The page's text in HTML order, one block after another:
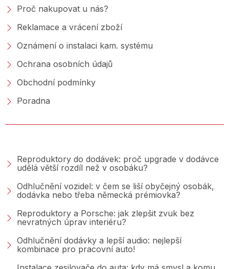
Proč nakupovat u nás?
Reklamace a vrácení zboží
Oznámení o instalaci kam. systému
Ochrana osobních údajů
Obchodní podmínky
Poradna
Reproduktory do dodávek: proč upgrade v dodávce
udělá větší rozdíl než v osobáku?
Odhlučnění vozidel: v čem se liší obyčejný osobák,
dodávka nebo třeba německá prémiovka?
Reproduktory a Porsche: jak zlepšit zvuk bez
nevratných úprav interiéru?
Odhlučnění dodávky a lepší audio: nejlepší
kombinace pro pracovní auto!